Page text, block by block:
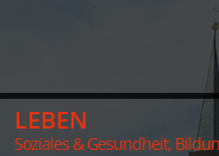
LEBEN
Soziales & Gesundheit,